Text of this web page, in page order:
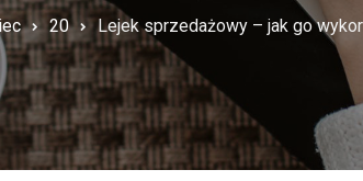
20 Lejek sprzedażowy – jak go